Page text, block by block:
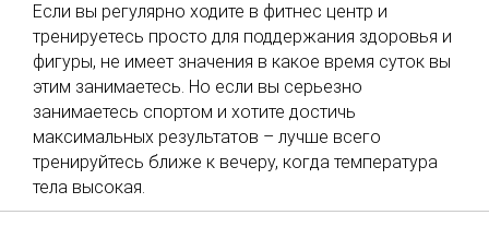
Если вы регулярно ходите в фитнес центр и
тренируетесь просто для поддержания здоровья и
фигуры, не имеет значения в какое время суток вы
этим занимаетесь. Но если вы серьезно
занимаетесь спортом и хотите достичь
максимальных результатов – лучше всего
тренируйтесь ближе к вечеру, когда температура
тела высокая.